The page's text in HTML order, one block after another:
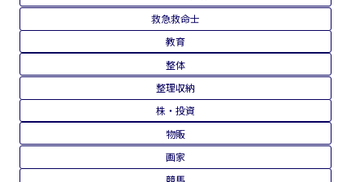
占い
受験
営業代行
女性起業
子育て
実店舗経営
将棋
恋愛・夫婦関係